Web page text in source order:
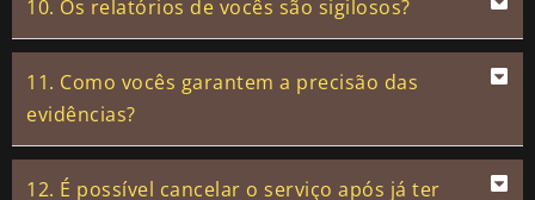
10. Os relatórios de vocês são sigilosos?
11. Como vocês garantem a precisão das
evidências?
12. É possível cancelar o serviço após já ter